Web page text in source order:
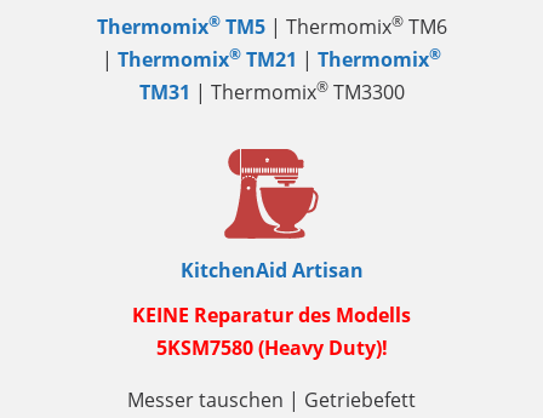
Thermomix®TM5| Thermomix®TM6
| Thermomix® TM21 | Thermomix®
TM31 | Thermomix®TM3300
KitchenAid Artisan
KEINE Reparatur des Modells
5KSM7580 (Heavy Duty)!
Messer tauschen | Getriebefett